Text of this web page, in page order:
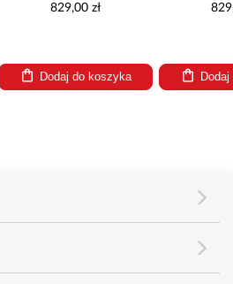
829,00 zł
Dodaj do koszyka
829,00 zł
Dodaj do